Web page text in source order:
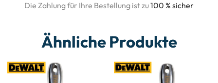
Die Zahlung für Ihre Bestellung ist zu100 % sicher
Ähnliche Produkte